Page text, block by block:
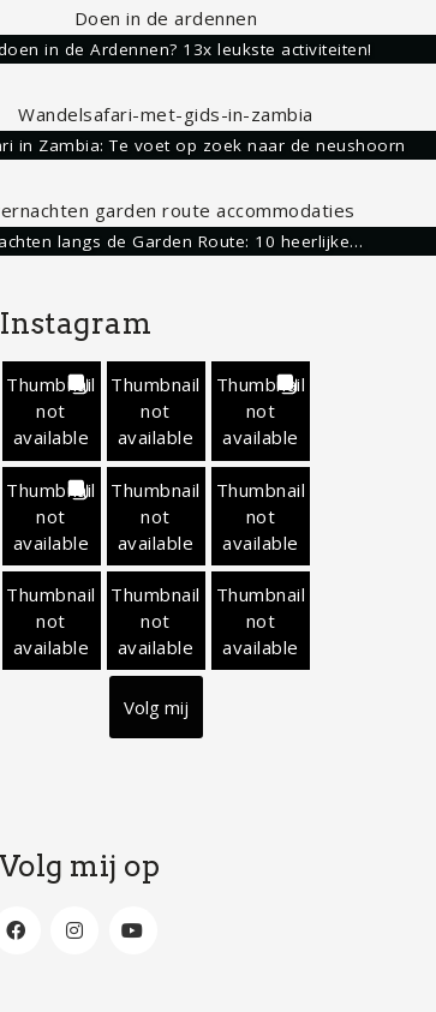
in de Ardennen? 13x leukste activiteiten!
in Zambia: Te voet op zoek naar de neushoorn
langs de Garden Route: 10 heerlijke…
Instagram
Thumbnail
not
available
Thumbnail
not
available
Thumbnail
not
available
Thumbnail
not
available
Thumbnail
not
available
Thumbnail
not
available
Thumbnail
not
available
Thumbnail
not
available
Thumbnail
not
available
Volg mij
Volg mij op